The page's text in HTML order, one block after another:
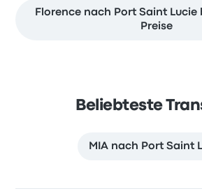
Florence nach Port Saint Lucie
Preise
Beliebteste
MIA nach Port Saint